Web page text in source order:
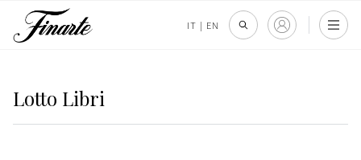
IT | EN
Lotto Libri